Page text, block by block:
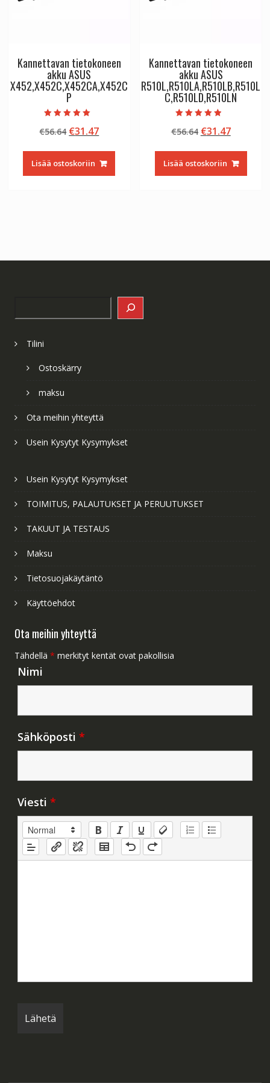
Kannettavan tietokoneen
akku ASUS
X452,X452C,X452CA,X452C
P
tuotteesta:
5.00
€56.64 Alkuperäinen
oli:
€56.64.
€31.47Nykyinen
on:
€31.47.
Lisää ostoskoriin
Kannettavan tietokoneen
akku ASUS
R510L,R510LA,R510LB,R510L
C,R510LD,R510LN
tuotteesta:
4.50
€56.64 Alkuperäinen
oli:
€56.64.
€31.47
on:
€31.47.
Lisää ostoskoriin
Tilini
Ostoskärry
maksu
Ota meihin yhteyttä
Usein Kysytyt Kysymykset
Usein Kysytyt Kysymykset
TOIMITUS, PALAUTUKSET JA PERUUTUKSET
TAKUUT JA TESTAUS
Maksu
Tietosuojakäytäntö
Käyttöehdot
Ota meihin yhteyttä
Tähdellä * merkityt kentät ovat pakollisia
Nimi
Sähköposti *
Viesti *